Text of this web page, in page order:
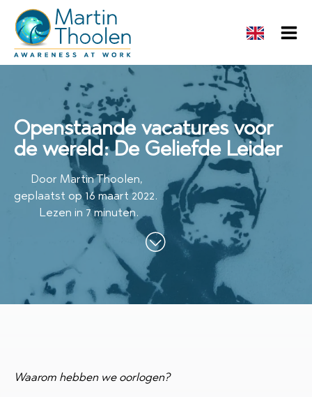
Openstaande vacatures voor
de wereld: De Geliefde Leider
Door Martin Thoolen,
geplaatst op 16 maart 2022.
Lezen in 7 minuten.
Waarom hebben we oorlogen?